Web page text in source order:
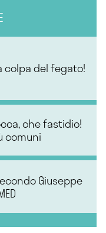
colpa del fegato!
che fastidio!
comuni
Giuseppe